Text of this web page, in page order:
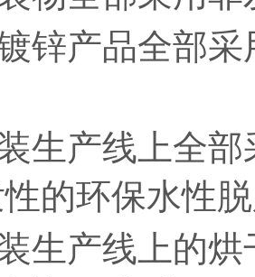
锌产品全部
生产线上全
的环保水性
生产线上的